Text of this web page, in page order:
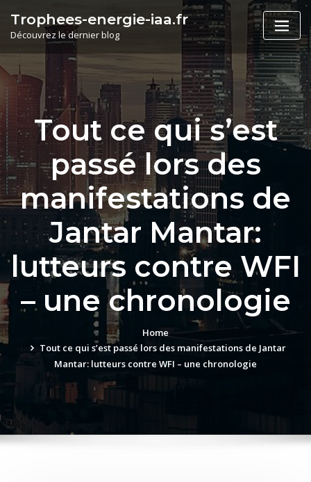
content
Trophees-energie-iaa.fr
Découvrez le dernier blog
Tout ce qui s’est
passé lors des
manifestations de
Jantar Mantar:
lutteurs contre WFI
– une chronologie
Home
Tout ce qui s’est passé lors des manifestations de Jantar
Mantar: lutteurs contre WFI – une chronologie